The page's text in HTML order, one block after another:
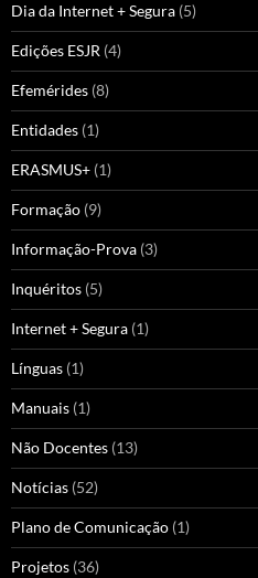
Dia da Internet + Segura (5)
Edições ESJR (4)
Efemérides (8)
Entidades (1)
ERASMUS+ (1)
Formação (9)
Informação-Prova (3)
Inquéritos (5)
Internet + Segura (1)
Línguas (1)
Manuais (1)
Não Docentes (13)
Notícias (52)
Plano de Comunicação (1)
Projetos (36)